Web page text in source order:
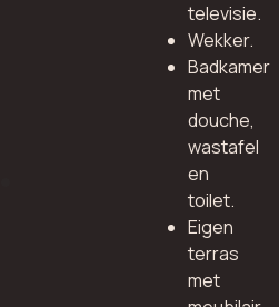
televisie.
Wekker.
Badkamer
met
douche,
wastafel
en
toilet.
Eigen
terras
met